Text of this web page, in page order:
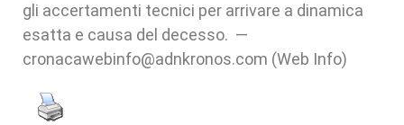
gli accertamenti tecnici per arrivare a dinamica
esatta e causa del decesso. —
cronacawebinfo@adnkronos.com (Web Info)